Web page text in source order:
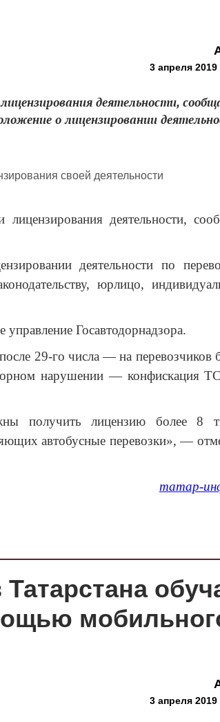
3 апреля 2019
деятельности,
о лицензировании
деятельности,
деятельности по
юрлицо,
Госавтодорнадзора.
29-го числа — на перевозчиков
нарушении — конфискация
получить лицензию более 8
автобусные перевозки», —
татар-
3 апреля 2019